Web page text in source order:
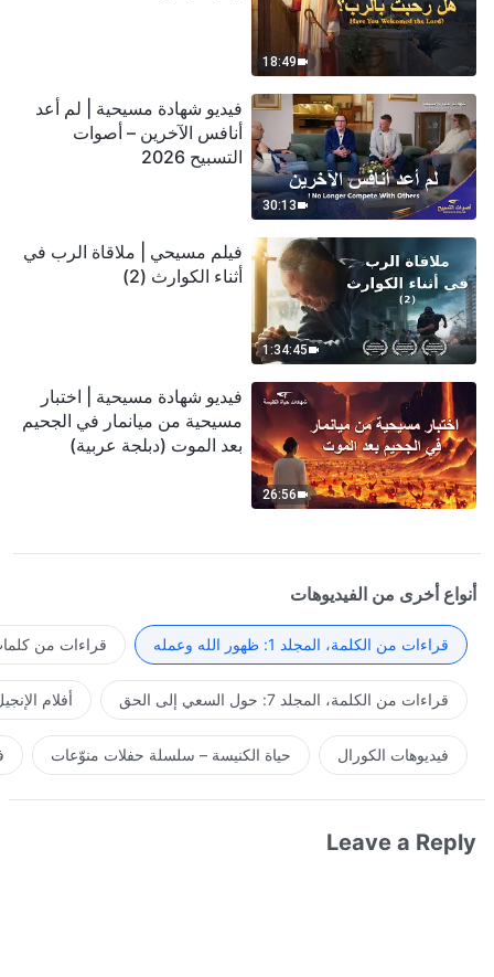
18:49
30:13
فيديو شهادة مسيحية | لم أعد
أنافس الآخرين – أصوات
التسبيح 2026
1:34:45
فيلم مسيحي | ملاقاة الرب في
أثناء الكوارث (2)
26:56
فيديو شهادة مسيحية | اختبار
مسيحية من ميانمار في الجحيم
بعد الموت (دبلجة عربية)
أنواع أخرى من الفيديوهات
قراءات من الكلمة، المجلد 1: ظهور الله وعمله قراءات من
قراءات من الكلمة، المجلد 7: حول السعي إلى الحق أفلام
فيديوهات الكورال حياة الكنيسة – سلسلة حفلات منوّعات
Leave a Reply